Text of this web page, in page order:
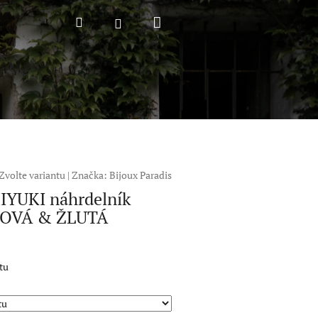
HledatPřihlášeníNákupní
košík
variantu | Značka: Bijoux Paradis
náhrdelník
& ŽLUTÁ